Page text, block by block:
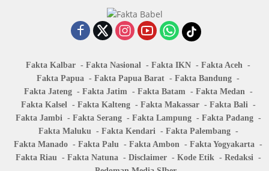
Fakta Kalbar Fakta Nasional Fakta IKN
Fakta Aceh
Fakta Papua
Fakta Papua Barat
Fakta Bandung
Fakta Jateng
Fakta Jatim Fakta Batam
Fakta Medan
Fakta Kalsel
Fakta Kalteng Fakta Makassar
Fakta Bali
Fakta Jambi
Fakta Serang Fakta Lampung
Fakta Padang
Fakta Maluku
Fakta Kendari
Fakta Palembang
Fakta Manado
Fakta Palu Fakta Ambon
Fakta Yogyakarta
Fakta Riau
Fakta Natuna Disclaimer Kode Etik
Redaksi